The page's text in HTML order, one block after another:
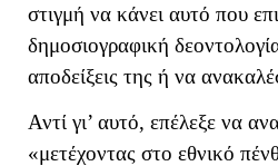
στιγμή να κάνει αυτό που
δημοσιογραφική
αποδείξεις της ή να
Αντί γι’ αυτό, επέλεξε να
«μετέχοντας στο εθνικό